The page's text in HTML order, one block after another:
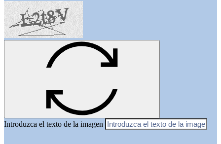
Introduzca el texto de la imagen